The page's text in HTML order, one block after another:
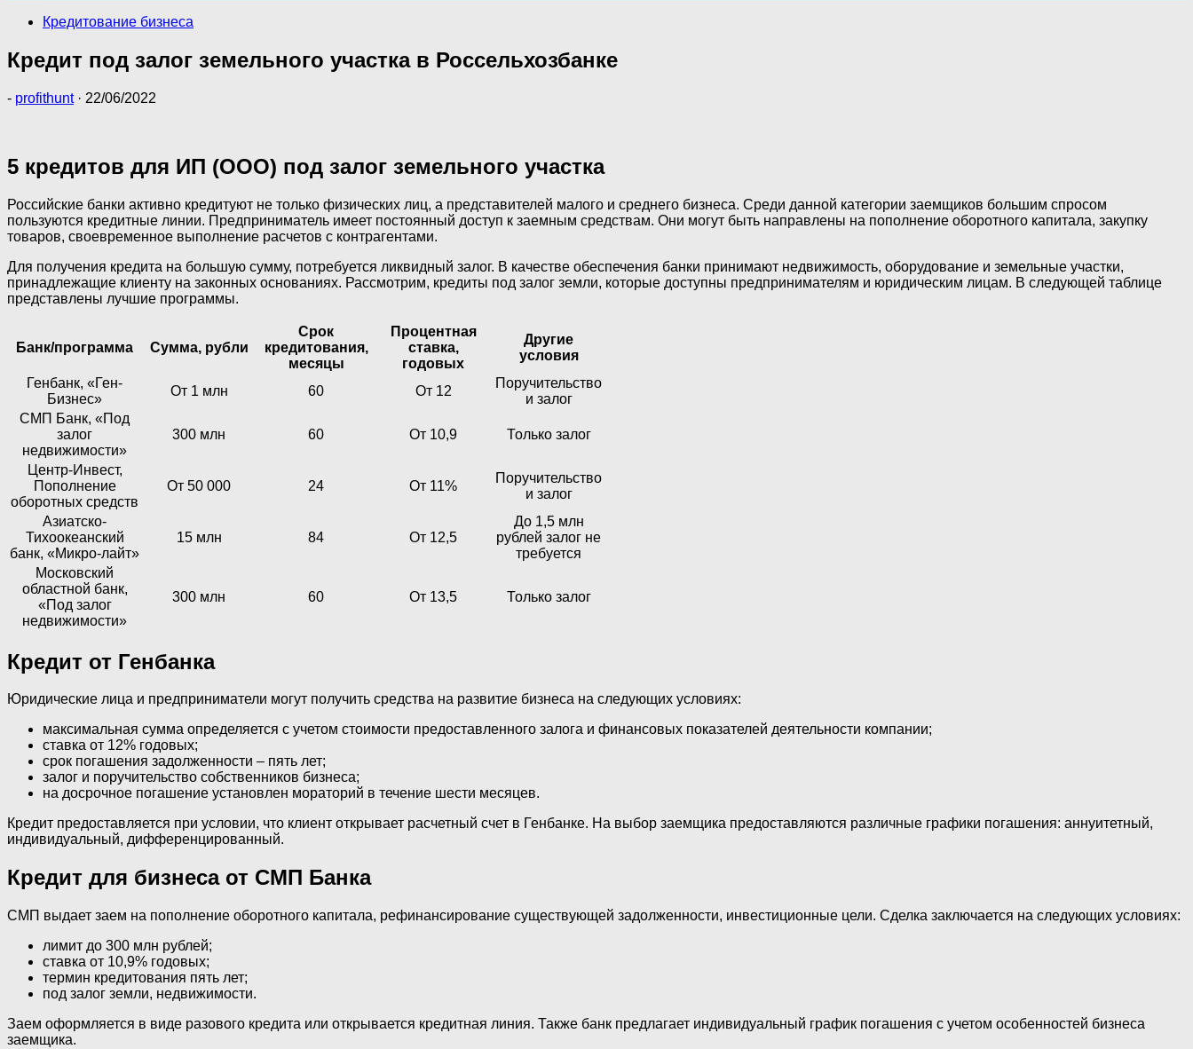
Кредитование бизнеса
Кредит под залог земельного участка в Россельхозбанке
- profithunt · 22/06/2022
5 кредитов для ИП (ООО) под залог земельного участка
Российские банки активно кредитуют не только физических лиц, а представителей малого и среднего бизнеса. Среди данной категории заемщиков большим спросом
пользуются кредитные линии. Предприниматель имеет постоянный доступ к заемным средствам. Они могут быть направлены на пополнение оборотного капитала, закупку
товаров, своевременное выполнение расчетов с контрагентами.
Для получения кредита на большую сумму, потребуется ликвидный залог. В качестве обеспечения банки принимают недвижимость, оборудование и земельные участки,
принадлежащие клиенту на законных основаниях. Рассмотрим, кредиты под залог земли, которые доступны предпринимателям и юридическим лицам. В следующей таблице
представлены лучшие программы.
Банк/программа Сумма, рубли
Срок
кредитования,
месяцы
Процентная
ставка,
годовых
Другие
условия
Генбанк, «Ген-
Бизнес»
От 1 млн 60 От 12
Поручительство
и залог
СМП Банк, «Под
залог
недвижимости»
300 млн 60 От 10,9 Только залог
Центр-Инвест,
Пополнение
оборотных средств
От 50 000 24 От 11%
Поручительство
и залог
Азиатско-
Тихоокеанский
банк, «Микро-лайт»
15 млн 84 От 12,5
До 1,5 млн
рублей залог не
требуется
Московский
областной банк,
«Под залог
недвижимости»
300 млн 60 От 13,5 Только залог
Кредит от Генбанка
Юридические лица и предприниматели могут получить средства на развитие бизнеса на следующих условиях:
максимальная сумма определяется с учетом стоимости предоставленного залога и финансовых показателей деятельности компании;
ставка от 12% годовых;
срок погашения задолженности – пять лет;
залог и поручительство собственников бизнеса;
на досрочное погашение установлен мораторий в течение шести месяцев.
Кредит предоставляется при условии, что клиент открывает расчетный счет в Генбанке. На выбор заемщика предоставляются различные графики погашения: аннуитетный,
индивидуальный, дифференцированный.
Кредит для бизнеса от СМП Банка
СМП выдает заем на пополнение оборотного капитала, рефинансирование существующей задолженности, инвестиционные цели. Сделка заключается на следующих условиях:
лимит до 300 млн рублей;
ставка от 10,9% годовых;
термин кредитования пять лет;
под залог земли, недвижимости.
Заем оформляется в виде разового кредита или открывается кредитная линия. Также банк предлагает индивидуальный график погашения с учетом особенностей бизнеса
заемщика.